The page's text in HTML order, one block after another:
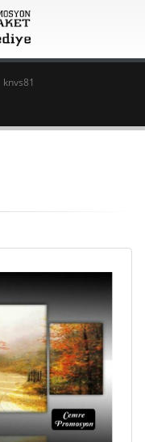
knvs81